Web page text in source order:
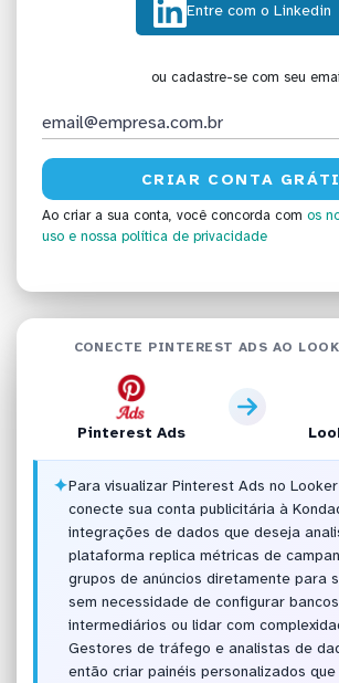
Entre com o Linkedin
ou cadastre-se com seu
Ao criar a sua conta, você concorda com os
uso e nossa política de privacidade
CONECTE PINTEREST ADS AO
Pinterest Ads
✦Para visualizar Pinterest Ads no
conecte sua conta publicitária à
integrações de dados que deseja
plataforma replica métricas de
grupos de anúncios diretamente para
sem necessidade de configurar
intermediários ou lidar com
Gestores de tráfego e analistas de
então criar painéis personalizados